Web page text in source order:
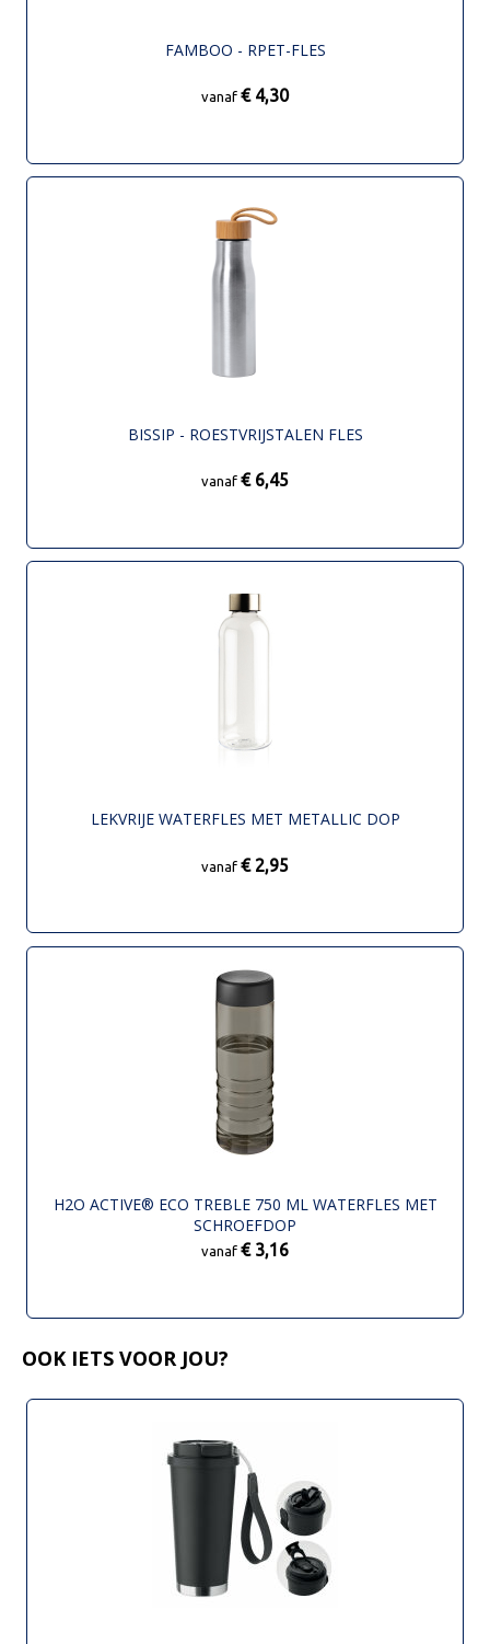
FAMBOO - RPET-FLES
vanaf € 4,30
BISSIP - ROESTVRIJSTALEN FLES
vanaf € 6,45
LEKVRIJE WATERFLES MET METALLIC DOP
vanaf € 2,95
H2O ACTIVE® ECO TREBLE 750 ML WATERFLES MET
SCHROEFDOP
vanaf € 3,16
OOK IETS VOOR JOU?